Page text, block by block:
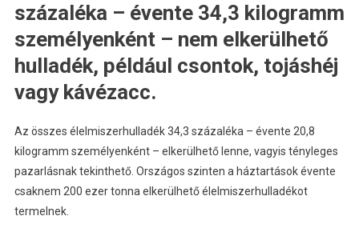
százaléka – évente 34,3 kilogramm
személyenként – nem elkerülhető
hulladék, például csontok, tojáshéj
vagy kávézacc.
Az összes élelmiszerhulladék 34,3 százaléka – évente 20,8
kilogramm személyenként – elkerülhető lenne, vagyis tényleges
pazarlásnak tekinthető. Országos szinten a háztartások évente
csaknem 200 ezer tonna elkerülhető élelmiszerhulladékot
termelnek.